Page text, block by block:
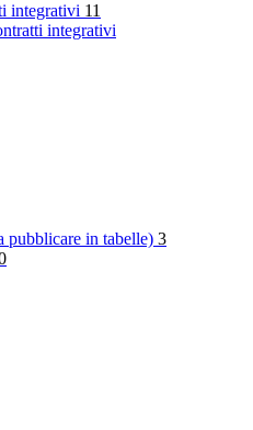
integrativi 11
integrativi
pubblicare in tabelle) 3